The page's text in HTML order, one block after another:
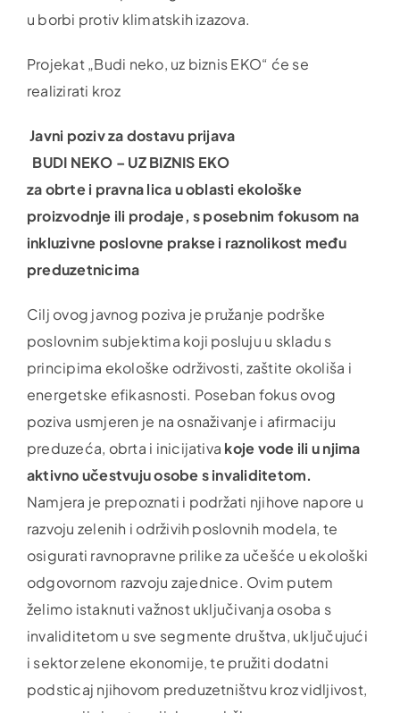
u borbi protiv klimatskih izazova.
Projekat „Budi neko, uz biznis EKO“ će se
realizirati kroz
Javni poziv za dostavu prijava
BUDI NEKO – UZ BIZNIS EKO
za obrte i pravna lica u oblasti ekološke
proizvodnje ili prodaje, s posebnim fokusom na
inkluzivne poslovne prakse i raznolikost među
preduzetnicima
Cilj ovog javnog poziva je pružanje podrške
poslovnim subjektima koji posluju u skladu s
principima ekološke održivosti, zaštite okoliša i
energetske efikasnosti. Poseban fokus ovog
poziva usmjeren je na osnaživanje i afirmaciju
preduzeća, obrta i inicijativa koje vode ili u njima
aktivno učestvuju osobe s invaliditetom.
Namjera je prepoznati i podržati njihove napore u
razvoju zelenih i održivih poslovnih modela, te
osigurati ravnopravne prilike za učešće u ekološki
odgovornom razvoju zajednice. Ovim putem
želimo istaknuti važnost uključivanja osoba s
invaliditetom u sve segmente društva, uključujući
i sektor zelene ekonomije, te pružiti dodatni
podsticaj njihovom preduzetništvu kroz vidljivost,